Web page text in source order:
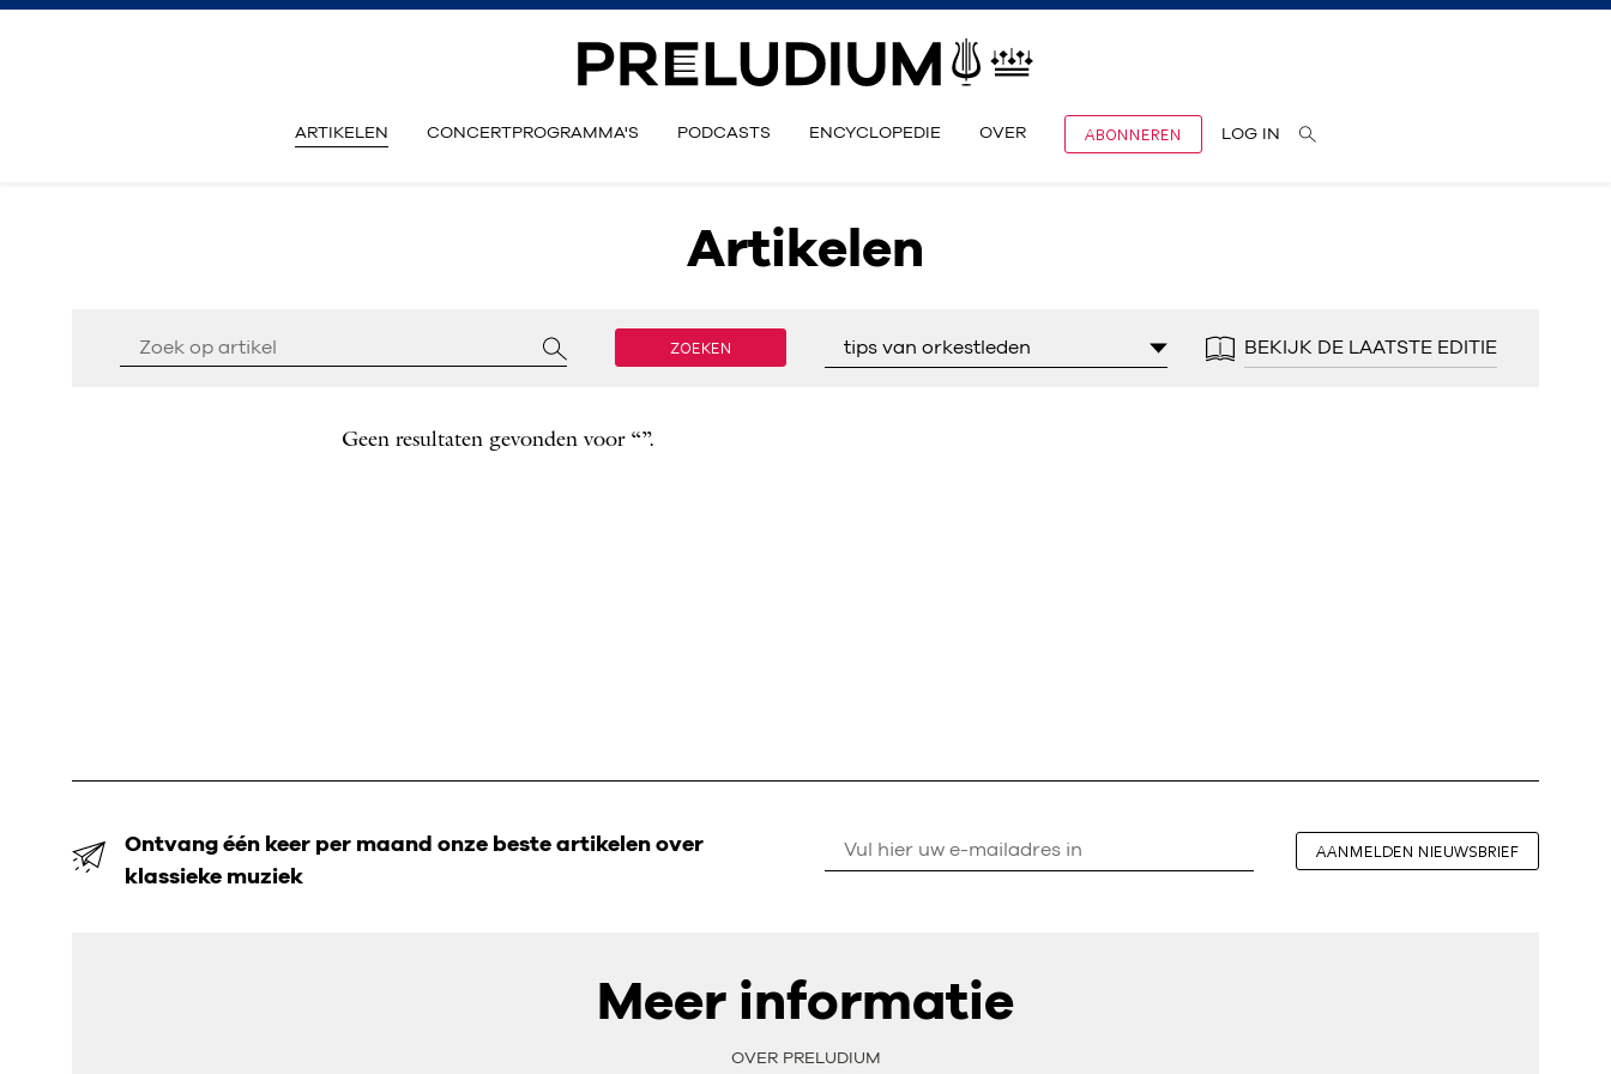
ARTIKELEN CONCERTPROGRAMMA'S PODCASTS ENCYCLOPEDIE OVER ABONNEREN LOG IN
Artikelen
ZOEKEN tips van orkestleden BEKIJK DE LAATSTE EDITIE
Geen resultaten gevonden voor “”.
Ontvang één keer per maand onze beste artikelen over
klassieke muziek
AANMELDEN NIEUWSBRIEF
Meer informatie
OVER PRELUDIUM